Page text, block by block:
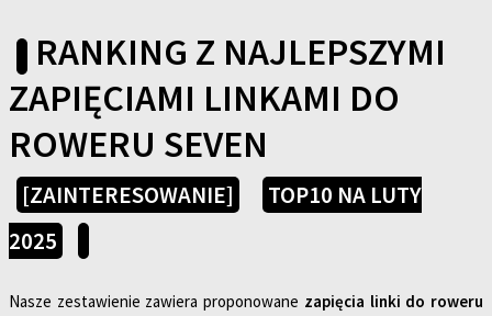
RANKING Z NAJLEPSZYMI
ZAPIĘCIAMI LINKAMI DO
ROWERU SEVEN
[ZAINTERESOWANIE]
TOP10 NA LUTY
2025
Nasze zestawienie zawiera proponowane zapięcia linki do roweru